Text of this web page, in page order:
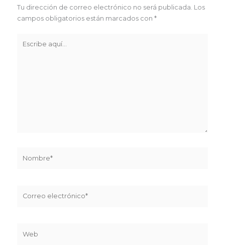
Tu dirección de correo electrónico no será publicada. Los
campos obligatorios están marcados con*